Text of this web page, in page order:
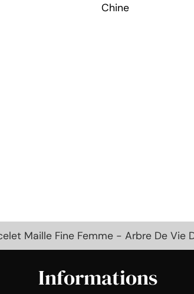
Chine
Maille Fine Femme - Arbre De Vie
Informations